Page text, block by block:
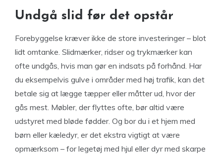
Undgå slid før det opstår
Forebyggelse kræver ikke de store investeringer – blot
lidt omtanke. Slidmærker, ridser og trykmærker kan
ofte undgås, hvis man gør en indsats på forhånd. Har
du eksempelvis gulve i områder med høj trafik, kan det
betale sig at lægge tæpper eller måtter ud, hvor der
gås mest. Møbler, der flyttes ofte, bør altid være
udstyret med bløde fødder. Og bor du i et hjem med
børn eller kæledyr, er det ekstra vigtigt at være
opmærksom – for legetøj med hjul eller dyr med skarpe